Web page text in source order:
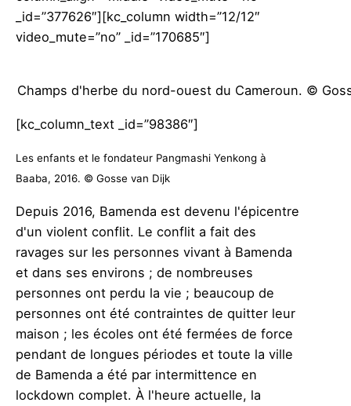
_id=”377626″][kc_column width=”12/12″
video_mute=”no” _id=”170685″]
Champs d'herbe du nord-ouest du Cameroun. ©
[kc_column_text _id=”98386″]
Les enfants et le fondateur Pangmashi Yenkong à
Baaba, 2016. © Gosse van Dijk
Depuis 2016, Bamenda est devenu l'épicentre
d'un violent conflit. Le conflit a fait des
ravages sur les personnes vivant à Bamenda
et dans ses environs ; de nombreuses
personnes ont perdu la vie ; beaucoup de
personnes ont été contraintes de quitter leur
maison ; les écoles ont été fermées de force
pendant de longues périodes et toute la ville
de Bamenda a été par intermittence en
lockdown complet. À l'heure actuelle, la